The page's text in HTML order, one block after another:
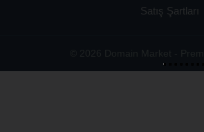
Satış Şartları